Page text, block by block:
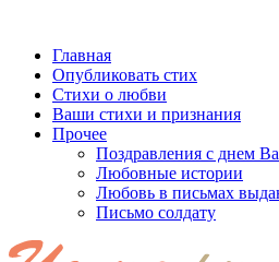
Главная
Опубликовать стих
Стихи о любви
Ваши стихи и признания
Прочее
Поздравления с днем
Любовные истории
Любовь в письмах
Письмо солдату